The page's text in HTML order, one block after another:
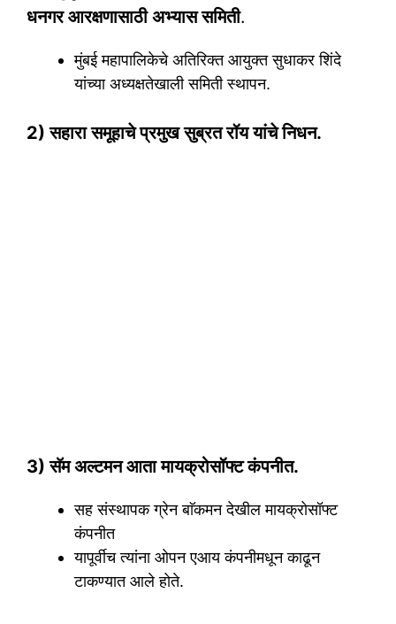
धनगर आरक्षणासाठी अभ्यास समिती.
मुंबई महापालिकेचे अतिरिक्त आयुक्त सुधाकर शिंदे
यांच्या अध्यक्षतेखाली समिती स्थापन.
2) सहारा समूहाचे प्रमुख सुब्रत रॉय यांचे निधन.
3) सॅम अल्टमन आता मायक्रोसॉफ्ट कंपनीत.
सह संस्थापक ग्रेन बाॅकमन देखील मायक्रोसॉफ्ट
कंपनीत
यापूर्वीच त्यांना ओपन एआय कंपनीमधून काढून
टाकण्यात आले होते.